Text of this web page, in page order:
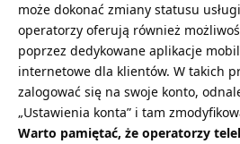
może dokonać zmiany statusu
operatorzy oferują również
poprzez dedykowane aplikacje
internetowe dla klientów. W takich
zalogować się na swoje konto,
„Ustawienia konta” i tam
Warto pamiętać, że operatorzy